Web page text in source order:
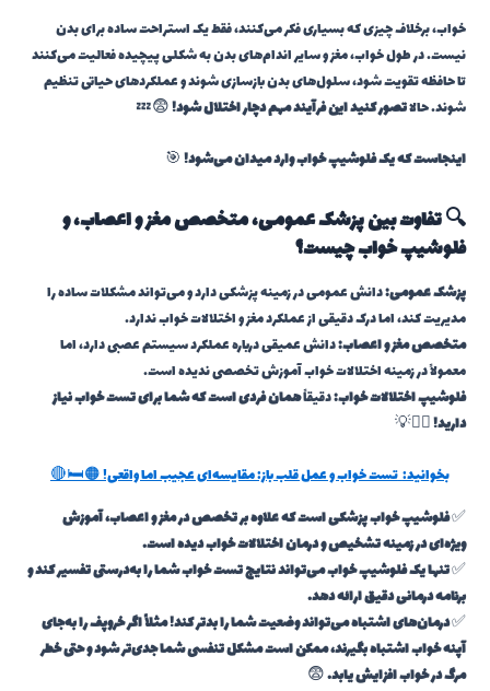
خواب، برخلاف چیزی که بسیاری فکر می‌کنند، فقط یک استراحت ساده برای بدن
نیست. در طول خواب، مغز و سایر اندام‌های بدن به شکلی پیچیده فعالیت می‌کنند
تا حافظه تقویت شود، سلول‌های بدن بازسازی شوند و عملکردهای حیاتی تنظیم
شوند. حالاتصور کنید این فرآیند مهم دچار اختلال شود!😨💤
اینجاست که یک فلوشیپ خواب وارد میدان می‌شود!🎯
🔍 تفاوت بین پزشک عمومی، متخصص مغز و اعصاب، و
فلوشیپ خواب چیست؟
پزشک عمومی:دانش عمومی در زمینه پزشکی دارد و می‌تواند مشکلات ساده را
مدیریت کند، اما درک دقیقی از عملکرد مغز و اختلالات خواب ندارد.
متخصص مغز و اعصاب:دانش عمیقی درباره عملکرد سیستم عصبی دارد، اما
معمولاً در زمینه اختلالات خواب آموزش تخصصی ندیده است.
فلوشیپ اختلالات خواب:دقیقاًهمان فردی است که شما برای تست خواب نیاز
دارید!👨‍⚕️💡
بخوانید:تست خواب و عمل قلب باز: مقایسه‌ای عجیب اما واقعی! 🟠🛏️🔴
✅فلوشیپ خواب پزشکی است که علاوه بر تخصص در مغز و اعصاب، آموزش
ویژه‌ای در زمینه تشخیص و درمان اختلالات خواب دیده است.
✅تنها یک فلوشیپ خواب می‌تواند نتایج تست خواب شما را به‌درستی تفسیر کند و
برنامه درمانی دقیق ارائه دهد.
✅درمان‌های اشتباه می‌تواند وضعیت شما را بدتر کند! مثلاً اگر خروپف را به‌جای
آپنه خواب اشتباه بگیرند، ممکن است مشکل تنفسی شما جدی‌تر شود و حتی خطر
مرگ در خواب افزایش یابد.😨